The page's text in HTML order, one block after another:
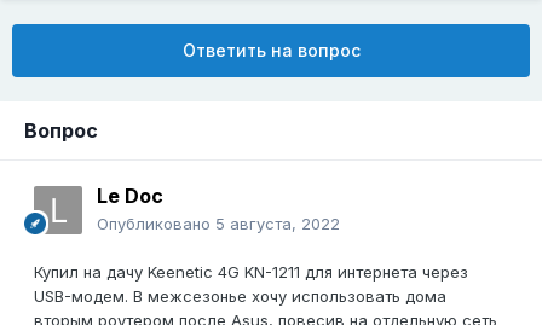
Ответить на вопрос
Вопрос
Le Doc
Опубликовано 5 августа, 2022
Купил на дачу Keenetiс 4G KN-1211 для интернета через
USB-модем. В межсезонье хочу использовать дома
вторым роутером после Asus, повесив на отдельную сеть